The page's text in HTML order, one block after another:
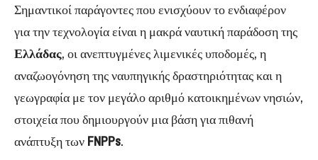
Σημαντικοί παράγοντες που ενισχύουν το ενδιαφέρον
για την τεχνολογία είναι η μακρά ναυτική παράδοση της
Ελλάδας, οι ανεπτυγμένες λιμενικές υποδομές, η
αναζωογόνηση της ναυπηγικής δραστηριότητας και η
γεωγραφία με τον μεγάλο αριθμό κατοικημένων νησιών,
στοιχεία που δημιουργούν μια βάση για πιθανή
ανάπτυξη των FNPPs.